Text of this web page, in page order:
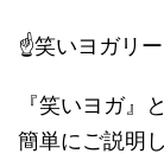
☝笑いヨガリ
『笑いヨガ』
簡単にご説明